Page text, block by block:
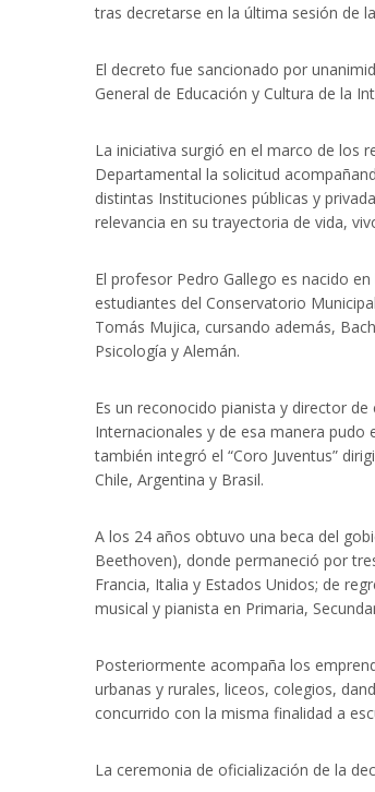
tras decretarse en la última sesión de
El decreto fue sancionado por
General de Educación y Cultura de la
La iniciativa surgió en el marco de los
Departamental la solicitud
distintas Instituciones públicas y
relevancia en su trayectoria de vida,
El profesor Pedro Gallego es nacido
estudiantes del Conservatorio
Tomás Mujica, cursando además,
Psicología y Alemán.
Es un reconocido pianista y director
Internacionales y de esa manera
también integró el “Coro Juventus”
Chile, Argentina y Brasil.
A los 24 años obtuvo una beca del
Beethoven), donde permaneció por
Francia, Italia y Estados Unidos; de
musical y pianista en Primaria,
Posteriormente acompaña los
urbanas y rurales, liceos, colegios,
concurrido con la misma finalidad a
La ceremonia de oficialización de la